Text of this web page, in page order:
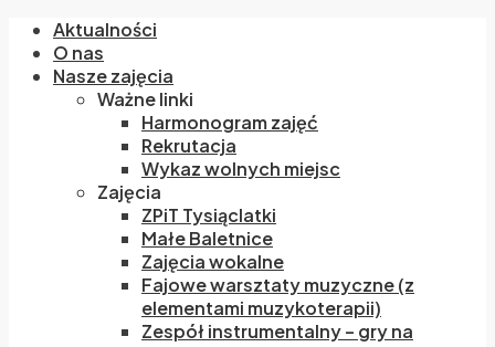
Aktualności
O nas
Nasze zajęcia
Ważne linki
Harmonogram zajęć
Rekrutacja
Wykaz wolnych miejsc
Zajęcia
ZPiT Tysiąclatki
Małe Baletnice
Zajęcia wokalne
Fajowe warsztaty muzyczne (z
elementami muzykoterapii)
Zespół instrumentalny – gry na